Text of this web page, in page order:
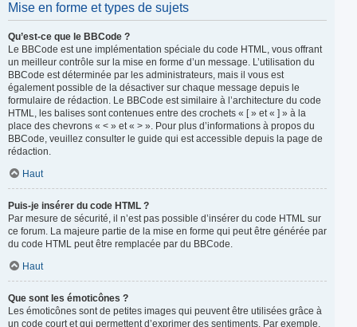
Mise en forme et types de sujets
Qu’est-ce que le BBCode ?
Le BBCode est une implémentation spéciale du code HTML, vous offrant
un meilleur contrôle sur la mise en forme d’un message. L’utilisation du
BBCode est déterminée par les administrateurs, mais il vous est
également possible de la désactiver sur chaque message depuis le
formulaire de rédaction. Le BBCode est similaire à l’architecture du code
HTML, les balises sont contenues entre des crochets « [ » et « ] » à la
place des chevrons « < » et « > ». Pour plus d’informations à propos du
BBCode, veuillez consulter le guide qui est accessible depuis la page de
rédaction.
Haut
Puis-je insérer du code HTML ?
Par mesure de sécurité, il n’est pas possible d’insérer du code HTML sur
ce forum. La majeure partie de la mise en forme qui peut être générée par
du code HTML peut être remplacée par du BBCode.
Haut
Que sont les émoticônes ?
Les émoticônes sont de petites images qui peuvent être utilisées grâce à
un code court et qui permettent d’exprimer des sentiments. Par exemple,